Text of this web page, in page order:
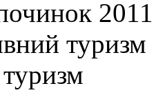
2011
туризм